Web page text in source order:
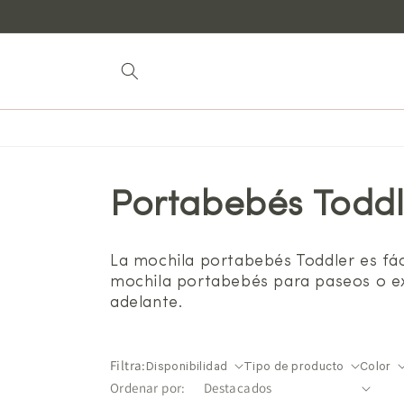
contenido
Portabebés
La mochila portabebés Toddler es
mochila portabebés para paseos o
adelante.
Filtra: Disponibilidad Tipo de producto Color
Ordenar por: